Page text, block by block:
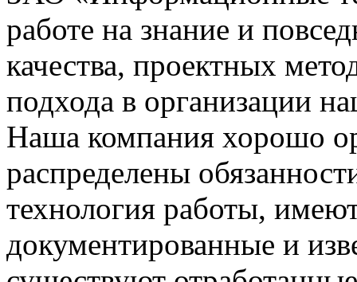
работе на знание и
качества, проектных
подхода в организации
Наша компания хорошо
распределены
технология работы,
документированные и